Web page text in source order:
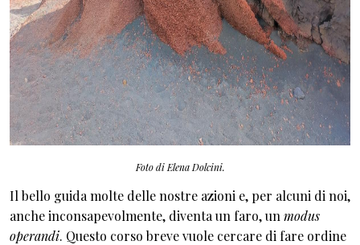
Foto di Elena Dolcini.
Il bello guida molte delle nostre azioni e, per alcuni di noi,
anche inconsapevolmente, diventa un faro, un modus
operandi. Questo corso breve vuole cercare di fare ordine